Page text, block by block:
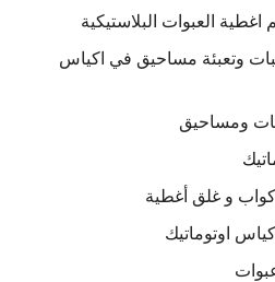
العبوات البلاستيكية
وتعبئة مساحيق في اكياس
ومساحيق
و غلق أغطية
اوتوماتيك